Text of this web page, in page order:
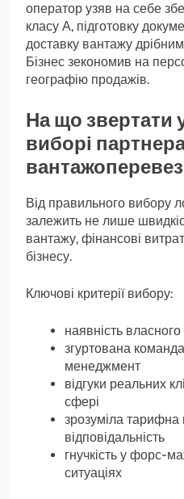
оператор узяв на себе
класу А, підготовку
доставку вантажу
Бізнес зекономив на
географію продажів.
На що звертати
виборі
Від правильного вибору
залежить не лише
вантажу, фінансові
бізнесу.
Ключові критерії вибору:
наявність
згуртована
менеджмент
відгуки реальних
сфері
зрозуміла тарифна
відповідальність
гнучкість у форс-
ситуаціях